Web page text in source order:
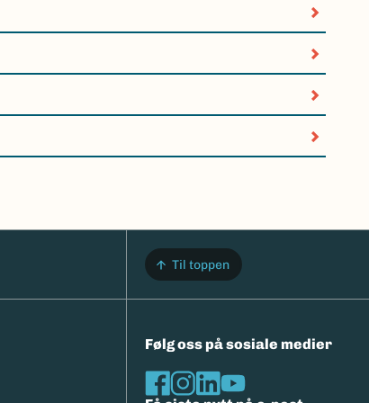
Til toppen
Følg oss på sosiale medier